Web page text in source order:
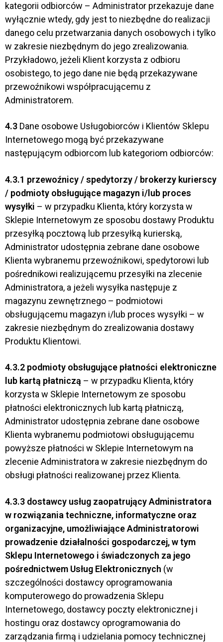
kategorii odbiorców – Administrator przekazuje dane
wyłącznie wtedy, gdy jest to niezbędne do realizacji
danego celu przetwarzania danych osobowych i tylko
w zakresie niezbędnym do jego zrealizowania.
Przykładowo, jeżeli Klient korzysta z odbioru
osobistego, to jego dane nie będą przekazywane
przewoźnikowi współpracującemu z
Administratorem.
4.3 Dane osobowe Usługobiorców i Klientów Sklepu
Internetowego mogą być przekazywane
następującym odbiorcom lub kategoriom odbiorców:
4.3.1 przewoźnicy / spedytorzy / brokerzy kurierscy
/ podmioty obsługujące magazyn i/lub proces
wysyłki – w przypadku Klienta, który korzysta w
Sklepie Internetowym ze sposobu dostawy Produktu
przesyłką pocztową lub przesyłką kurierską,
Administrator udostępnia zebrane dane osobowe
Klienta wybranemu przewoźnikowi, spedytorowi lub
pośrednikowi realizującemu przesyłki na zlecenie
Administratora, a jeżeli wysyłka następuje z
magazynu zewnętrznego – podmiotowi
obsługującemu magazyn i/lub proces wysyłki – w
zakresie niezbędnym do zrealizowania dostawy
Produktu Klientowi.
4.3.2 podmioty obsługujące płatności elektroniczne
lub kartą płatniczą – w przypadku Klienta, który
korzysta w Sklepie Internetowym ze sposobu
płatności elektronicznych lub kartą płatniczą,
Administrator udostępnia zebrane dane osobowe
Klienta wybranemu podmiotowi obsługującemu
powyższe płatności w Sklepie Internetowym na
zlecenie Administratora w zakresie niezbędnym do
obsługi płatności realizowanej przez Klienta.
4.3.3 dostawcy usług zaopatrujący Administratora
w rozwiązania techniczne, informatyczne oraz
organizacyjne, umożliwiające Administratorowi
prowadzenie działalności gospodarczej, w tym
Sklepu Internetowego i świadczonych za jego
pośrednictwem Usług Elektronicznych (w
szczególności dostawcy oprogramowania
komputerowego do prowadzenia Sklepu
Internetowego, dostawcy poczty elektronicznej i
hostingu oraz dostawcy oprogramowania do
zarządzania firmą i udzielania pomocy technicznej